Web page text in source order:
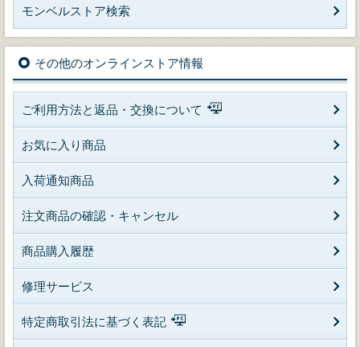
モンベルストア検索
その他のオンラインストア情報
ご利用方法と返品・交換について
お気に入り商品
入荷通知商品
注文商品の確認・キャンセル
商品購入履歴
修理サービス
特定商取引法に基づく表記